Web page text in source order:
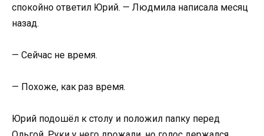
спокойно ответил Юрий. — Людмила написала месяц
назад.
— Сейчас не время.
— Похоже, как раз время.
Юрий подошёл к столу и положил папку перед